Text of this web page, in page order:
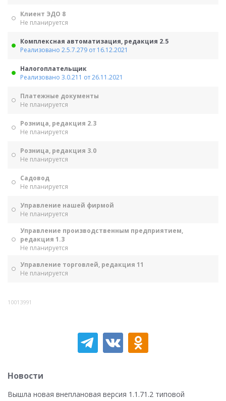
Клиент ЭДО 8
Не планируется
Комплексная автоматизация, редакция 2.5
Реализовано 2.5.7.279 от 16.12.2021
Налогоплательщик
Реализовано 3.0.211 от 26.11.2021
Платежные документы
Не планируется
Розница, редакция 2.3
Не планируется
Розница, редакция 3.0
Не планируется
Садовод
Не планируется
Управление нашей фирмой
Не планируется
Управление производственным предприятием,
редакция 1.3
Не планируется
Управление торговлей, редакция 11
Не планируется
10013991
Новости
Вышла новая внеплановая версия 1.1.71.2 типовой